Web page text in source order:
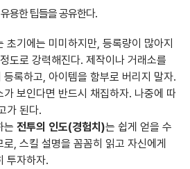
용한 팁들을 공유한다.
초기에는 미미하지만, 등록량이 많아지
도로 강력해진다. 제작이나 거래소를
록하고, 아이템을 함부로 버리지 말자.
가 보인다면 반드시 채집하자. 나중에 따
가 된다.
는 전투의 인도(경험치)는 쉽게 얻을 수
, 스킬 설명을 꼼꼼히 읽고 자신에게
투자하자.